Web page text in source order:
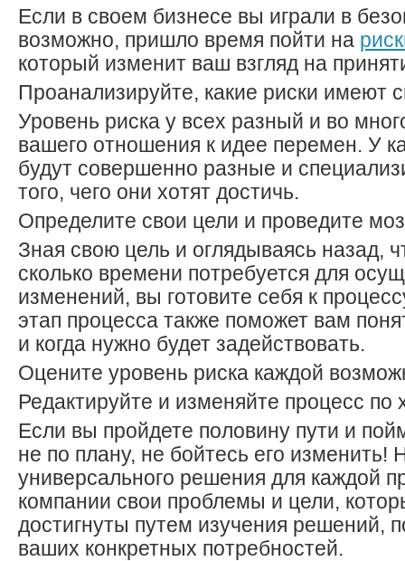
Если в своем бизнесе вы играли в
возможно, пришло время пойти на
который изменит ваш взгляд на
Проанализируйте, какие риски имеют
Уровень риска у всех разный и во
вашего отношения к идее перемен. У
будут совершенно разные и
того, чего они хотят достичь.
Определите свои цели и проведите
Зная свою цель и оглядываясь назад,
сколько времени потребуется для
изменений, вы готовите себя к
этап процесса также поможет вам
и когда нужно будет задействовать.
Оцените уровень риска каждой
Редактируйте и изменяйте процесс по
Если вы пройдете половину пути и
не по плану, не бойтесь его изменить!
универсального решения для каждой
компании свои проблемы и цели,
достигнуты путем изучения решений,
ваших конкретных потребностей.